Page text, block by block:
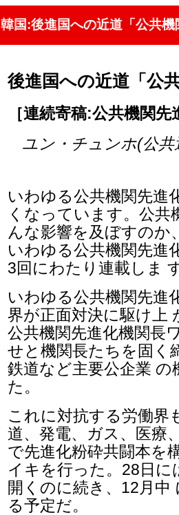
韓国:後進国への近道「公共機
後進国への近道「公
［連続寄稿:公共機関
ユン・チュンホ(公
いわゆる公共機関先進
くなっています。公共
んな影響を及ぼすのか
いわゆる公共機関先進
3回にわたり連載しま
いわゆる公共機関先進
界が正面対決に駆け上
公共機関先進化機関長
せと機関長たちを固く
鉄道など主要公企業
た。
これに対抗する労働界
道、発電、ガス、医療
で先進化粉砕共闘本を
イキを行った。28日に
開くのに続き、12月
る予定だ。